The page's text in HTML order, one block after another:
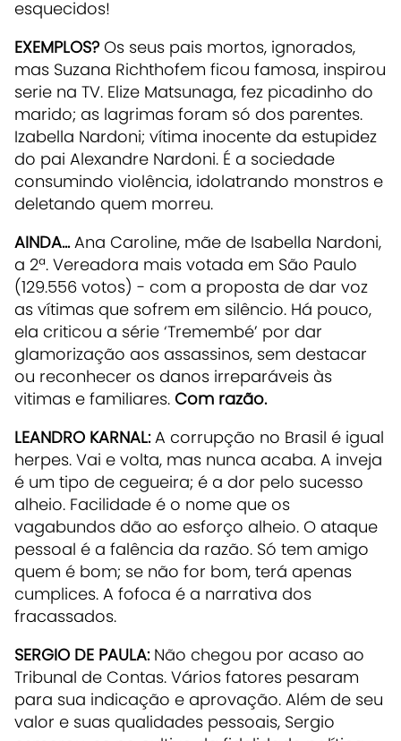
esquecidos!
EXEMPLOS? Os seus pais mortos, ignorados,
mas Suzana Richthofem ficou famosa, inspirou
serie na TV. Elize Matsunaga, fez picadinho do
marido; as lagrimas foram só dos parentes.
Izabella Nardoni; vítima inocente da estupidez
do pai Alexandre Nardoni. É a sociedade
consumindo violência, idolatrando monstros e
deletando quem morreu.
AINDA...Ana Caroline, mãe de Isabella Nardoni,
a 2ª. Vereadora mais votada em São Paulo
(129.556 votos) - com a proposta de dar voz
as vítimas que sofrem em silêncio. Há pouco,
ela criticou a série ‘Tremembé’ por dar
glamorização aos assassinos, sem destacar
ou reconhecer os danos irreparáveis às
vitimas e familiares. Com razão.
LEANDRO KARNAL:A corrupção no Brasil é igual
herpes. Vai e volta, mas nunca acaba. A inveja
é um tipo de cegueira; é a dor pelo sucesso
alheio. Facilidade é o nome que os
vagabundos dão ao esforço alheio. O ataque
pessoal é a falência da razão. Só tem amigo
quem é bom; se não for bom, terá apenas
cumplices. A fofoca é a narrativa dos
fracassados.
SERGIO DE PAULA:Não chegou por acaso ao
Tribunal de Contas. Vários fatores pesaram
para sua indicação e aprovação. Além de seu
valor e suas qualidades pessoais, Sergio